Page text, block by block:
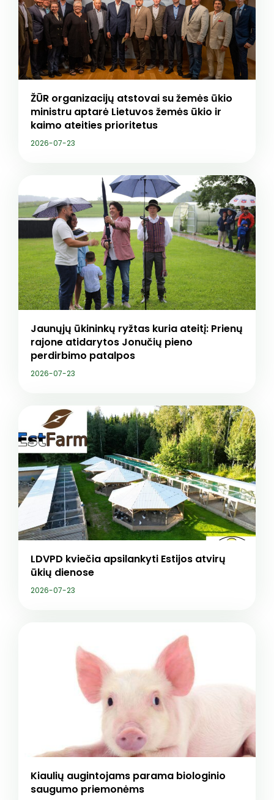
ŽŪR organizacijų atstovai su žemės ūkio
ministru aptarė Lietuvos žemės ūkio ir
kaimo ateities prioritetus
2026-07-23
Jaunųjų ūkininkų ryžtas kuria ateitį: Prienų
rajone atidarytos Jonučių pieno
perdirbimo patalpos
2026-07-23
LDVPD kviečia apsilankyti Estijos atvirų
ūkių dienose
2026-07-23
Kiaulių augintojams parama biologinio
saugumo priemonėms